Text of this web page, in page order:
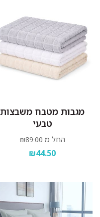
מגבות מטבח משבצות
טבעי
החל מ ₪89.00
₪44.50